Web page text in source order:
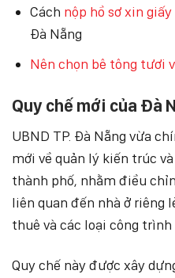
Cách nộp hồ sơ xin
Đà Nẵng
Nên chọn bê tông tươi
Quy chế mới của Đà
UBND TP. Đà Nẵng vừa
mới về quản lý kiến trúc
thành phố, nhằm điều
liên quan đến nhà ở riêng
thuê và các loại công trình
Quy chế này được xây